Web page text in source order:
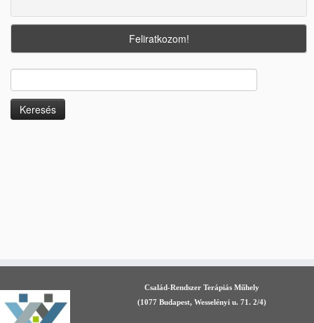
Család-Rendszer Terápiás Műhely
(1077 Budapest, Wesselényi u. 71. 2/4)